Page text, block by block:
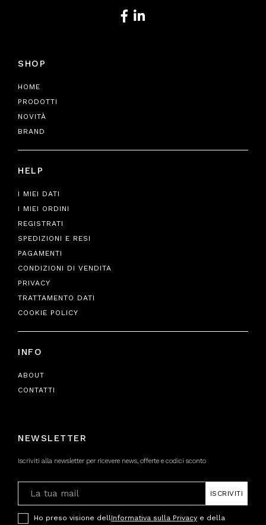
SHOP
HOME
PRODOTTI
NOVITÀ
BRAND
HELP
I MIEI DATI
I MIEI ORDINI
REGISTRATI
SPEDIZIONI E RESI
PAGAMENTI
CONDIZIONI DI VENDITA
PRIVACY
TRATTAMENTO DATI
COOKIE POLICY
INFO
ABOUT
CONTATTI
NEWSLETTER
Iscriviti alla newsletter per ricevere news, offerte e codici sconto
ISCRIVITI
Ho preso visione dell Informativa sulla Privacy e della